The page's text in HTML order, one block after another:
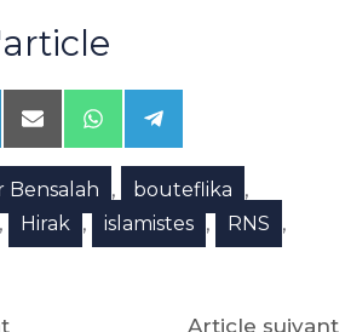
Share
on
Email
Share
on
WhatsApp
Share
on
Telegram
Bensalah , bouteflika ,
, Hirak , islamistes , RNS ,
Article suivant